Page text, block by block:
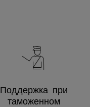
Поддержка при
таможенном